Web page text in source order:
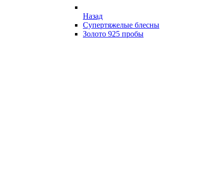
Назад
Супертяжелые блесны
Золото 925 пробы